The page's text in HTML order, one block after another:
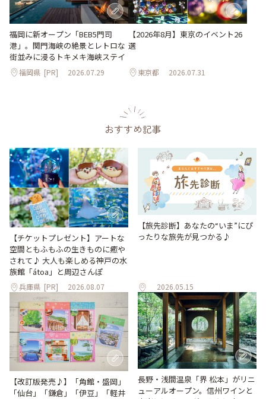
福岡に新オープン「BEB5門司
港」。関門海峡の絶景とレトロな
街並みに浸るトキメキ海峡ステイ
福岡県 [PR] 2026.07.29
【2026年8月】東京のイベント26
選
東京都 2026.07.31
おすすめ記事
【チケットプレゼント】アートな
空間ともふもふの生きものに癒や
されて♪ 大人も楽しめる神戸の水
族館「átoa」と周辺さんぽ
兵庫県 [PR] 2026.08.07
【旅先診断】あなたの“いま”にぴ
ったりな旅先が見つかる♪
2026.05.15
【改訂版発売♪】「角館・盛岡」
「仙台」「鎌倉」「伊豆」「軽井
長野・浅間温泉「界 松本」がリニ
ューアルオープン。信州ワインと